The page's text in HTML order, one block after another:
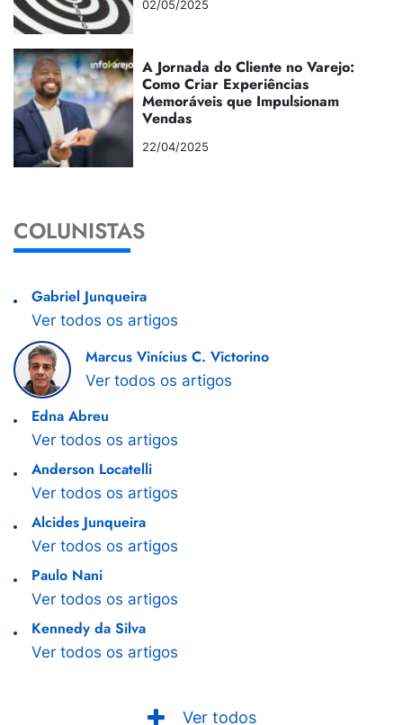
02/05/2025
A Jornada do Cliente no Varejo:
Como Criar Experiências
Memoráveis que Impulsionam
Vendas
22/04/2025
COLUNISTAS
Gabriel Junqueira
Ver todos os artigos
Marcus Vinícius C. Victorino
Ver todos os artigos
Edna Abreu
Ver todos os artigos
Anderson Locatelli
Ver todos os artigos
Alcides Junqueira
Ver todos os artigos
Paulo Nani
Ver todos os artigos
Kennedy da Silva
Ver todos os artigos
Ver todos